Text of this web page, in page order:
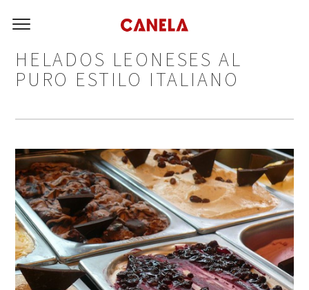
HELADOS LEONESES AL
PURO ESTILO ITALIANO